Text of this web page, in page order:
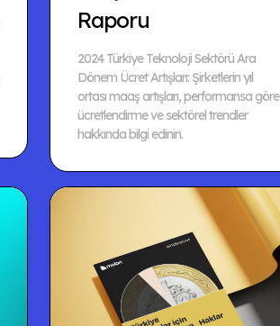
Raporu
2024 Türkiye Teknoloji Sektörü Ara
Dönem Ücret Artışları: Şirketlerin yıl
ortası maaş artışları, performansa göre
ücretlendirme ve sektörel trendler
hakkında bilgi edinin.